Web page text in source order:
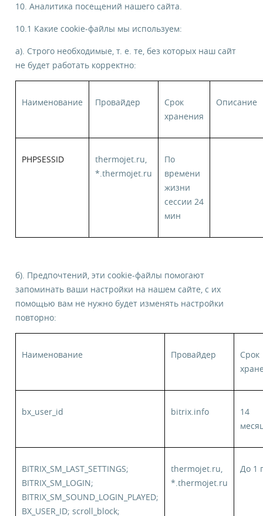
10. Аналитика посещений нашего сайта.
10.1 Какие cookie-файлы мы используем:
а). Строго необходимые, т. е. те, без которых наш сайт
не будет работать корректно:
Наименование Провайдер
Срок
хранения
Описание
PHPSESSID
thermojet.ru,
*.thermojet.ru
По
времени
жизни
сессии 24
мин
б). Предпочтений, эти cookie-файлы помогают
запоминать ваши настройки на нашем сайте, с их
помощью вам не нужно будет изменять настройки
повторно:
Наименование Провайдер
Срок
bx_user_id bitrix.info
14
BITRIX_SM_LAST_SETTINGS;
BITRIX_SM_LOGIN;
BITRIX_SM_SOUND_LOGIN_PLAYED;
BX_USER_ID; scroll_block;
thermojet.ru,
*.thermojet.ru
До 1